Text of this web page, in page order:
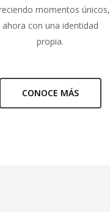
momentos únicos,
ahora con una identidad
propia.
CONOCE MÁS